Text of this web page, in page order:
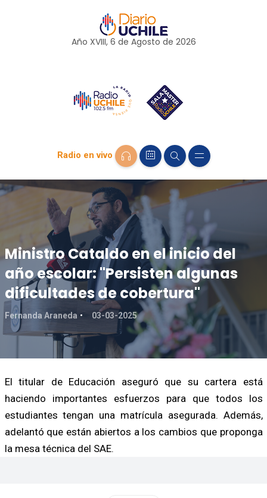
Año XVIII, 6 de Agosto de 2026
Radio en vivo
Ministro Cataldo en el inicio del
año escolar: "Persisten algunas
dificultades de cobertura"
Fernanda Araneda 03-03-2025
El titular de Educación aseguró que su cartera está
haciendo importantes esfuerzos para que todos los
estudiantes tengan una matrícula asegurada. Además,
adelantó que están abiertos a los cambios que proponga
la mesa técnica del SAE.